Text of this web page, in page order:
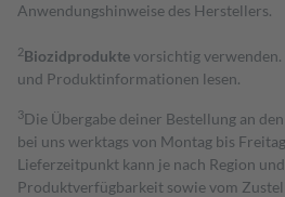
Anwendungshinweise des Herstellers.
2Biozidproduktevorsichtig
und Produktinformationen lesen.
3Die Übergabe deiner Bestellung an
bei uns werktags von Montag bis
Lieferzeitpunkt kann je nach Region
Produktverfügbarkeit sowie vom